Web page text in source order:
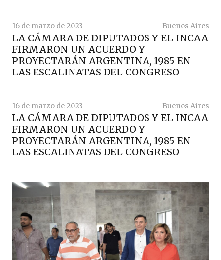
16 de marzo de 2023 Buenos Aires
LA CÁMARA DE DIPUTADOS Y EL INCAA
FIRMARON UN ACUERDO Y
PROYECTARÁN ARGENTINA, 1985 EN
LAS ESCALINATAS DEL CONGRESO
16 de marzo de 2023 Buenos Aires
LA CÁMARA DE DIPUTADOS Y EL INCAA
FIRMARON UN ACUERDO Y
PROYECTARÁN ARGENTINA, 1985 EN
LAS ESCALINATAS DEL CONGRESO